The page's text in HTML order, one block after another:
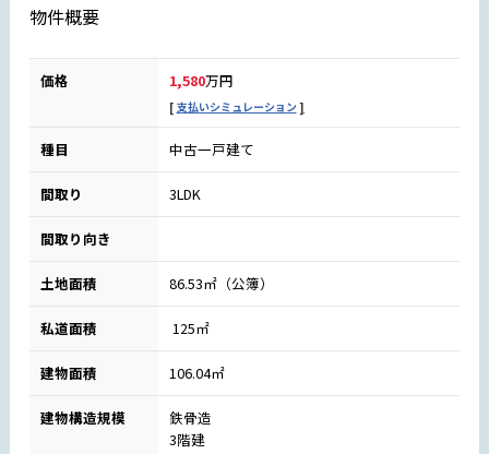
物件概要
価格 1,580万円
支払いシミュレーション
種目 中古一戸建て
間取り 3LDK
間取り向き
土地面積 86.53㎡（公簿）
私道面積 125㎡
建物面積 106.04㎡
建物構造規模
鉄骨造
3階建